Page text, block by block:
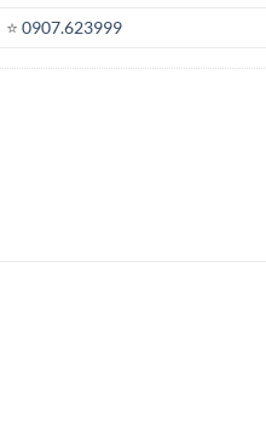
⭐️0907.623999